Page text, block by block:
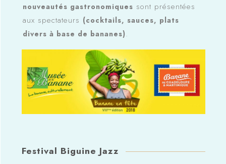
nouveautés gastronomiques sont présentées
aux spectateurs (cocktails, sauces, plats
divers à base de bananes) .
Festival Biguine Jazz